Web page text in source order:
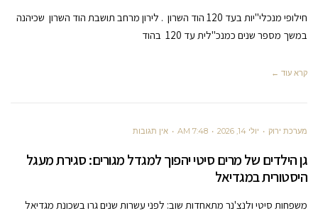
חילופי מנכלי"יות בעד 120 הוד השרון . לירון מרחב תושבת הוד השרון שכיהנה
במשך מספר שנים כמנכ"לית עד 120 בהוד
קרא עוד ←
מערכת ירוק יולי 14, 2026 7:48 AM אין תגובות
גן הילדים של מרים סיטי יהפוך למגדל מגורים: סגירת מעגל
היסטורית במגדיאל
משפחות סיטי ולנצ'נר מתאחדות שוב: לפני עשרות שנים גרו בשכונת מגדיאל